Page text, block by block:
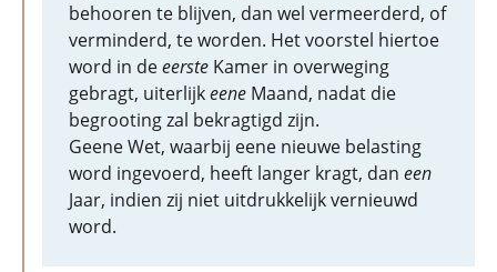
behooren te blijven, dan wel vermeerderd, of
verminderd, te worden. Het voorstel hiertoe
word in deeerste Kamer in overweging
gebragt, uiterlijkeene Maand, nadat die
begrooting zal bekragtigd zijn.
Geene Wet, waarbij eene nieuwe belasting
word ingevoerd, heeft langer kragt, dan een
Jaar, indien zij niet uitdrukkelijk vernieuwd
word.